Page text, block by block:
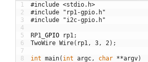
1
2
3
4
5
6
7
8
#include <stdio.h>
#include "rp1-gpio.h"
#include "i2c-gpio.h"
RP1 GPIO rp1;
TwoWire Wire( rp1, 3, 2) ;
int main( int argc, char **argv)